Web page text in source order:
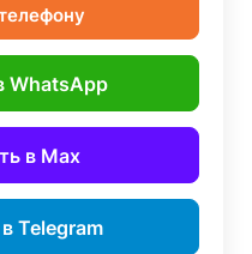
WhatsApp
в Max
Telegram